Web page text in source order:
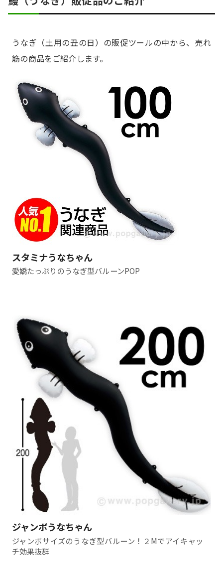
うなぎ（土用の丑の日）の販促ツールの中から、売れ
筋の商品をご紹介します。
スタミナうなちゃん
愛嬌たっぷりのうなぎ型バルーンPOP
ジャンボうなちゃん
ジャンボサイズのうなぎ型バルーン！２Mでアイキャッ
チ効果抜群